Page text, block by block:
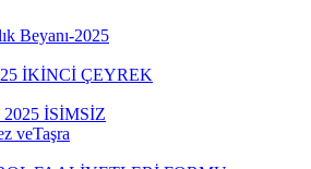
Beyanı-2025
İKİNCİ ÇEYREK
İSİMSİZ
veTaşra